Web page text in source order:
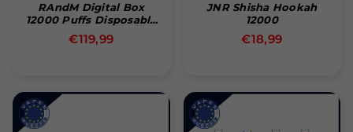
RAndM Digital Box
12000 Puffs Disposable
Vape (æske Med 10 Stk)
Normal
€119,99
JNR Shisha Hookah
12000
Normal
€18,99